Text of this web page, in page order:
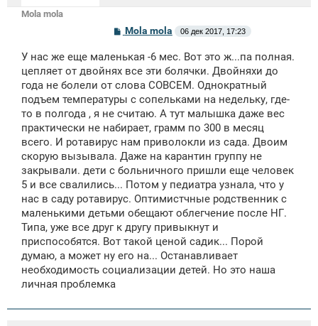
Mola mola
С
о
б
щ
н
и
Mola mola 06 дек 2017, 17:23
У нас же еще маленькая -6 мес. Вот это ж...па полная.
цепляет от двойнях все эти болячки. Двойняхи до
года не болели от слова СОВСЕМ. Однократный
подъем температуры с сопельками на недельку, где-
то в полгода , я не считаю. А тут малышка даже вес
практически не набирает, грамм по 300 в месяц
всего. И ротавирус нам приволокли из сада. Двоим
скорую вызывала. Даже на карантин группу не
закрывали. дети с больничного пришли еще человек
5 и все свалились... Потом у педиатра узнала, что у
нас в саду ротавирус. Оптимистчные родственник с
маленькими детьми обещают облегчение после НГ.
Типа, уже все друг к другу привыкнут и
приспособятся. Вот такой ценой садик... Порой
думаю, а может ну его на... Останавливает
необходимость социализации детей. Но это наша
личная проблемка